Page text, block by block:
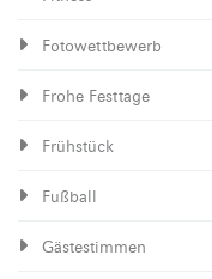
Fotowettbewerb
Frohe Festtage
Frühstück
Fußball
Gästestimmen